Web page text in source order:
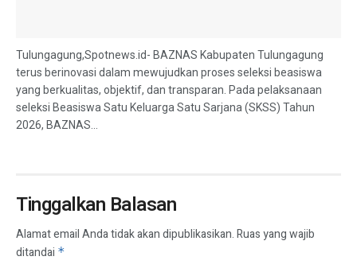
Tulungagung,Spotnews.id- BAZNAS Kabupaten Tulungagung
terus berinovasi dalam mewujudkan proses seleksi beasiswa
yang berkualitas, objektif, dan transparan. Pada pelaksanaan
seleksi Beasiswa Satu Keluarga Satu Sarjana (SKSS) Tahun
2026, BAZNAS...
Tinggalkan Balasan
Alamat email Anda tidak akan dipublikasikan.Ruas yang wajib
ditandai *